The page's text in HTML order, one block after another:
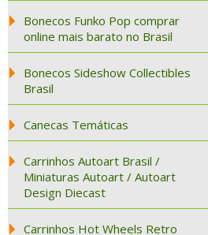
Bonecos Funko Pop comprar
online mais barato no Brasil
Bonecos Sideshow Collectibles
Brasil
Canecas Temáticas
Carrinhos Autoart Brasil /
Miniaturas Autoart / Autoart
Design Diecast
Carrinhos Hot Wheels Retro